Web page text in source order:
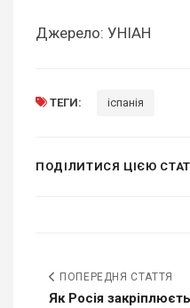
Джерело: УНІАН
ТЕГИ: іспанія
ПОДІЛИТИСЯ ЦІЄЮ
ПОПЕРЕДНЯ СТАТТЯ
Як Росія